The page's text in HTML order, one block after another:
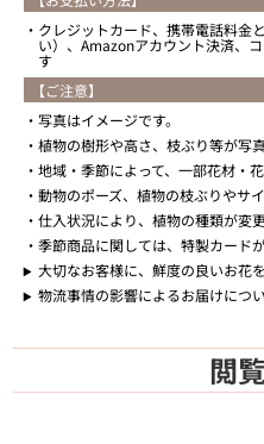
クレジットカード、携帯電話料金
い）、Amazonアカウント決済、
す
【ご注意】
写真はイメージです。
植物の樹形や高さ、枝ぶり等が写
地域・季節によって、一部花材・
動物のポーズ、植物の枝ぶりやサ
仕入状況により、植物の種類が変
季節商品に関しては、特製カード
大切なお客様に、鮮度の良いお花
物流事情の影響によるお届けにつ
閲